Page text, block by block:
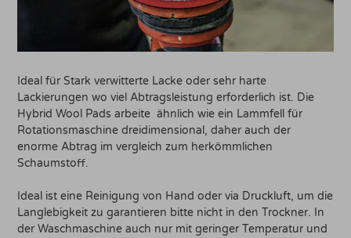
Ideal für Stark verwitterte Lacke oder sehr harte
Lackierungen wo viel Abtragsleistung erforderlich ist. Die
Hybrid Wool Pads arbeite ähnlich wie ein Lammfell für
Rotationsmaschine dreidimensional, daher auch der
enorme Abtrag im vergleich zum herkömmlichen
Schaumstoff.
Ideal ist eine Reinigung von Hand oder via Druckluft, um die
Langlebigkeit zu garantieren bitte nicht in den Trockner. In
der Waschmaschine auch nur mit geringer Temperatur und